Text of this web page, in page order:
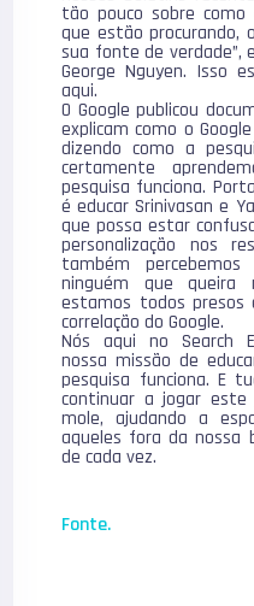
tão pouco sobre
que estão procurando,
sua fonte de verdade”,
George Nguyen. Isso
aqui.
O Google publicou
explicam como o
dizendo como a
certamente
pesquisa funciona.
é educar Srinivasan e
que possa estar
personalização nos
também
ninguém que
estamos todos
correlação do Google.
Nós aqui no Search
nossa missão de
pesquisa funciona. E
continuar a jogar
mole, ajudando a
aqueles fora da nossa
de cada vez.
Fonte.